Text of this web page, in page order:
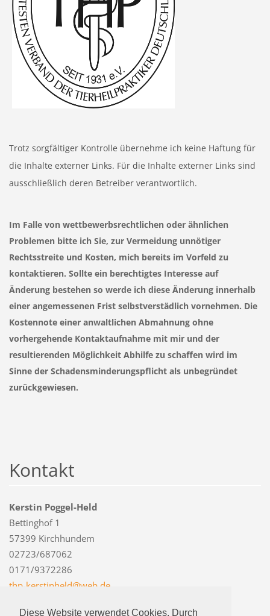
Diese Website verwendet Cookies. Durch
Trotz sorgfältiger Kontrolle übernehme ich keine Haftung für
die Inhalte externer Links. Für die Inhalte externer Links sind
ausschließlich deren Betreiber verantwortlich.
Im Falle von wettbewerbsrechtlichen oder ähnlichen
Problemen bitte ich Sie, zur Vermeidung unnötiger
Rechtsstreite und Kosten, mich bereits im Vorfeld zu
kontaktieren. Sollte ein berechtigtes Interesse auf
Änderung bestehen so werde ich diese Änderung innerhalb
einer angemessenen Frist selbstverstädlich vornehmen. Die
Kostennote einer anwaltlichen Abmahnung ohne
vorhergehende Kontaktaufnahme mit mir und der
resultierenden Möglichkeit Abhilfe zu schaffen wird im
Sinne der Schadensminderungspflicht als unbegründet
zurückgewiesen.
Kontakt
Kerstin Poggel-Held
Bettinghof 1
57399 Kirchhundem
02723/687062
0171/9372286
thp-kerstinheld@web.de